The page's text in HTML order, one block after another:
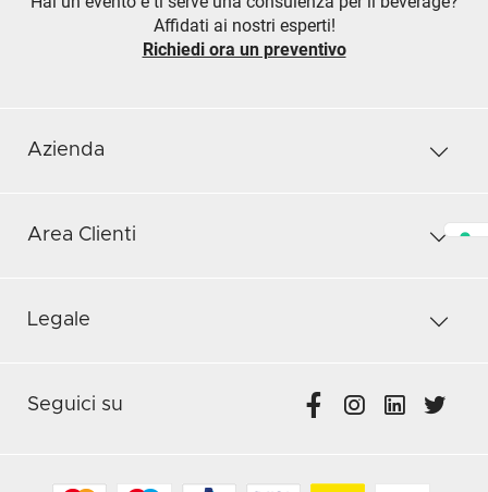
Affidati ai nostri esperti!
Richiedi ora un preventivo
Azienda
Area Clienti
Legale
Seguici su